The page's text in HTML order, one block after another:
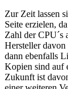
Zur Zeit lassen
Seite erzielen,
Zahl der CPU´s
Hersteller
dann ebenfalls
Kopien sind auf
Zukunft ist